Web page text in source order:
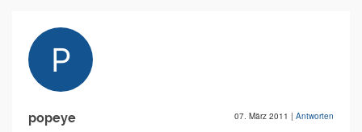
popeye 07. März 2011 | Antworten